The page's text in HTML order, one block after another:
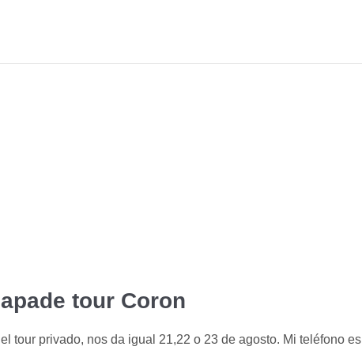
tour Coron
tour privado, nos da igual 21,22 o 23 de agosto. Mi teléfono es